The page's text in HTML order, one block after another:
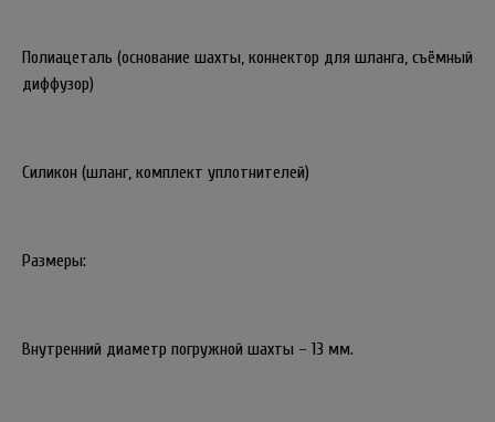
Полиацеталь (основание шахты, коннектор для шланга, съёмный
диффузор)
Силикон (шланг, комплект уплотнителей)
Размеры:
Внутренний диаметр погружной шахты – 13 мм.